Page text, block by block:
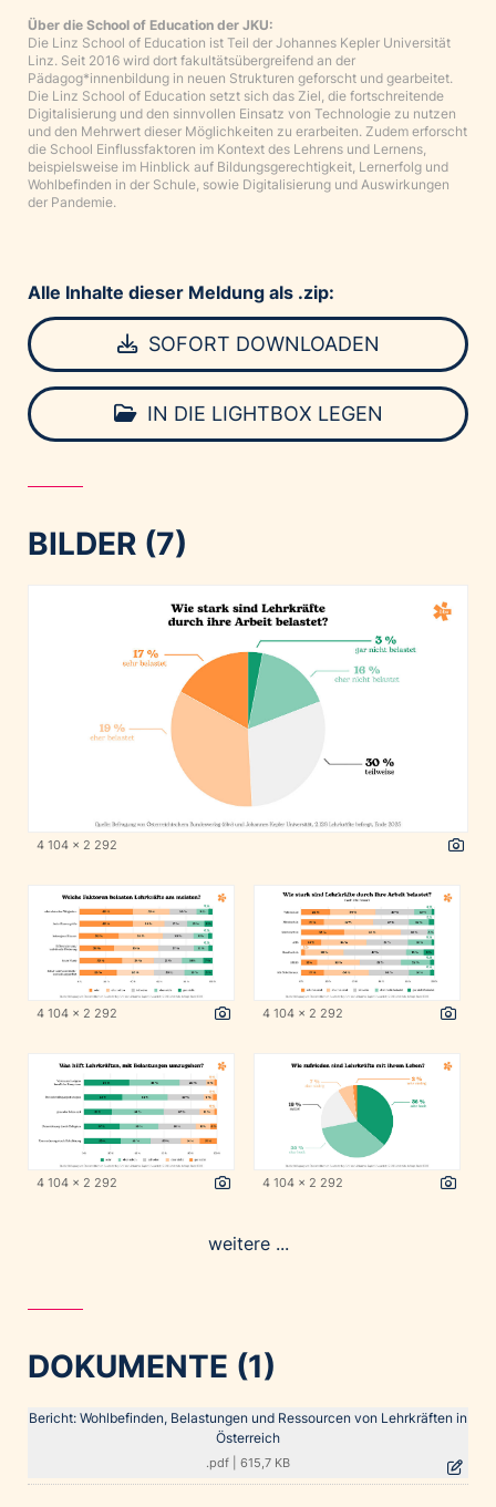
Über die School of Education der JKU:
Die Linz School of Education ist Teil der Johannes Kepler Universität
Linz. Seit 2016 wird dort fakultätsübergreifend an der
Pädagog*innenbildung in neuen Strukturen geforscht und gearbeitet.
Die Linz School of Education setzt sich das Ziel, die fortschreitende
Digitalisierung und den sinnvollen Einsatz von Technologie zu nutzen
und den Mehrwert dieser Möglichkeiten zu erarbeiten. Zudem erforscht
die School Einflussfaktoren im Kontext des Lehrens und Lernens,
beispielsweise im Hinblick auf Bildungsgerechtigkeit, Lernerfolg und
Wohlbefinden in der Schule, sowie Digitalisierung und Auswirkungen
der Pandemie.
Alle Inhalte dieser Meldung als .zip:
SOFORT DOWNLOADEN
IN DIE LIGHTBOX LEGEN
BILDER (7)
4 104 x 2 292
4 104 x 2 292 4 104 x 2 292
4 104 x 2 292 4 104 x 2 292
weitere ...
DOKUMENTE (1)
Bericht: Wohlbefinden, Belastungen und Ressourcen von Lehrkräften in
Österreich
.pdf 615,7 KB